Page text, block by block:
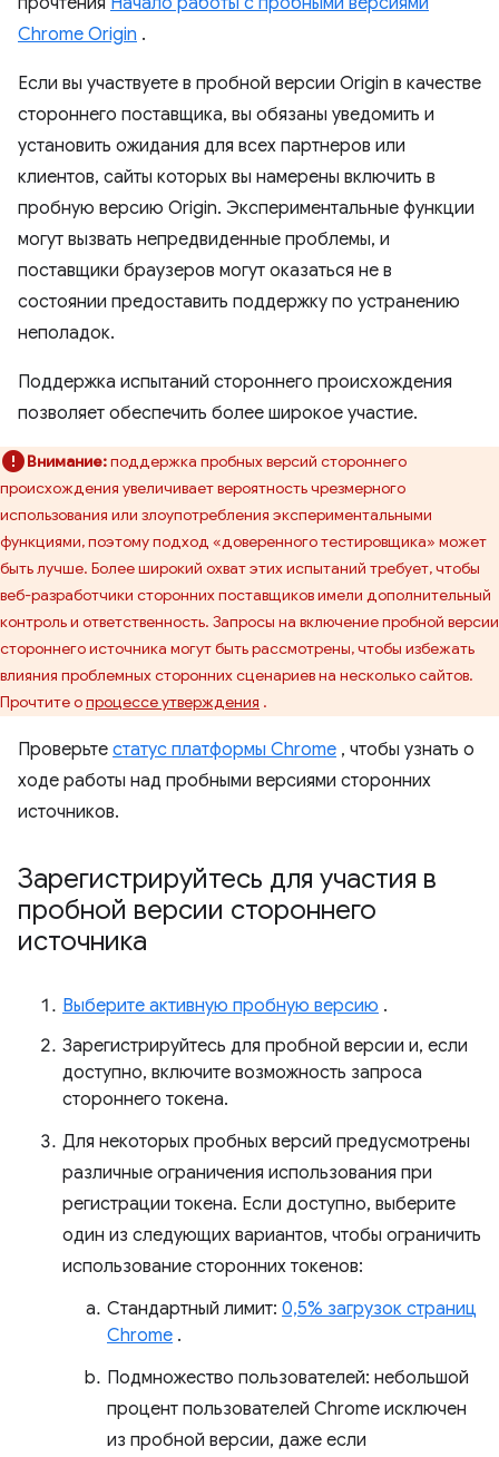
Chrome Origin .
Если вы участвуете в пробной версии Origin в качестве
стороннего поставщика, вы обязаны уведомить и
установить ожидания для всех партнеров или
клиентов, сайты которых вы намерены включить в
пробную версию Origin. Экспериментальные функции
могут вызвать непредвиденные проблемы, и
поставщики браузеров могут оказаться не в
состоянии предоставить поддержку по устранению
неполадок.
Поддержка испытаний стороннего происхождения
позволяет обеспечить более широкое участие.
Внимание:поддержка пробных версий стороннего
происхождения увеличивает вероятность чрезмерного
использования или злоупотребления экспериментальными
функциями, поэтому подход «доверенного тестировщика» может
быть лучше. Более широкий охват этих испытаний требует, чтобы
веб-разработчики сторонних поставщиков имели дополнительный
контроль и ответственность. Запросы на включение пробной версии
стороннего источника могут быть рассмотрены, чтобы избежать
влияния проблемных сторонних сценариев на несколько сайтов.
Прочтите опроцессе утверждения .
Проверьте статус платформы Chrome , чтобы узнать о
ходе работы над пробными версиями сторонних
источников.
Зарегистрируйтесь для участия в
пробной версии стороннего
источника
Выберите активную пробную версию .
Зарегистрируйтесь для пробной версии и, если
доступно, включите возможность запроса
стороннего токена.
Для некоторых пробных версий предусмотрены
различные ограничения использования при
регистрации токена. Если доступно, выберите
один из следующих вариантов, чтобы ограничить
использование сторонних токенов:
Стандартный лимит: 0,5% загрузок страниц
Chrome .
Подмножество пользователей: небольшой
процент пользователей Chrome исключен
из пробной версии, даже если